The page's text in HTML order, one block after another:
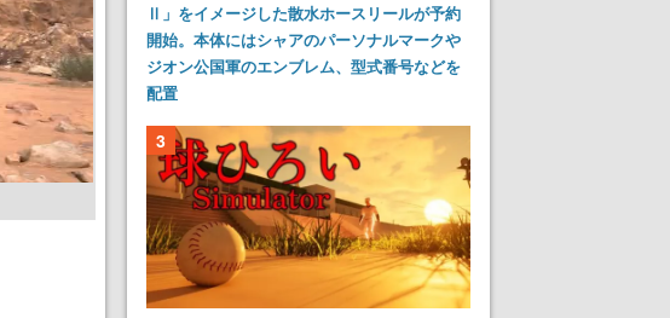
Ⅱ」をイメージした散水ホースリールが予約
開始。本体にはシャアのパーソナルマークや
ジオン公国軍のエンブレム、型式番号などを
配置
3